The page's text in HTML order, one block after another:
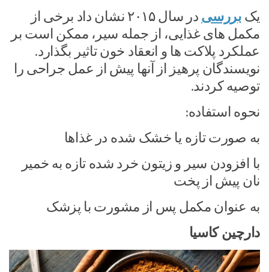
یکبررسی
در سال ۲۰۱۵ نشان داد برخی از
مکمل های غذایی، از جمله سیر، ممکن است بر
عملکرد پلاکت ها و انعقاد خون تاثیر بگذارد.
نویسندگان پرهیز از آنها پیش از عمل جراحی را
توصیه کردند.
نحوه استفاده:
به صورت تازه یا خشک شده در غذاها
با افزودن سیر و زیتون خرد شده تازه به خمیر
نان پیش از پخت
به عنوان مکمل پس از مشورت با پزشک
دارچین کاسیا